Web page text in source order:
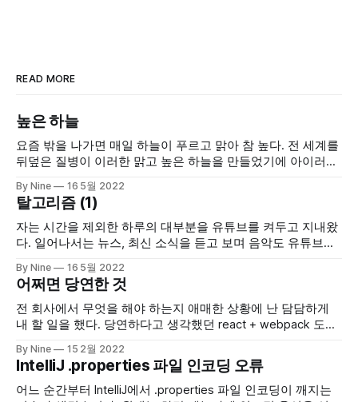
READ MORE
높은 하늘
요즘 밖을 나가면 매일 하늘이 푸르고 맑아 참 높다. 전 세계를
뒤덮은 질병이 이러한 맑고 높은 하늘을 만들었기에 아이러니
며 거리두게하였고 질병은 오프라인 기반 사업하던 우리 회사
를 속되게 표현하여 쫄딱 망하게 하였다. 결국 우리 팀원도 20
명에서 3명으로 줄었으며 큰 짐을 짊어지게 되었다. 아이러니
하게
By Nine 16 5월 2022
탈고리즘 (1)
자는 시간을 제외한 하루의 대부분을 유튜브를 켜두고 지내왔
다. 일어나서는 뉴스, 최신 소식을 듣고 보며 음악도 유튜브로
하며 하루를 보냈다. 매달 유튜브를 시청하며 사용하는 60GB
의 데이터는 훈장과 같았다. 가끔 습관적으로 유튜브를 켜는
것에 자괴감이 올때도 있었지만 넓고 다양한 주제의 정보를 자
연스럽게 얻을 수
By Nine 16 5월 2022
어쩌면 당연한 것
전 회사에서 무엇을 해야 하는지 애매한 상황에 난 담담하게
내 할 일을 했다. 당연하다고 생각했던 react + webpack 도입
리화, 레거지와 주석 코드 정리를 했다. 생각보다 오랜기간동
안 진행했고 그때 스트레스를 많이 받았다. 다시 당연하다고
생각했던 것들을 해야 할 시간이다. 하지만 과거에 내가 했던
By Nine 15 2월 2022
IntelliJ .properties 파일 인코딩 오류
어느 순간부터 IntelliJ에서 .properties 파일 인코딩이 깨지는